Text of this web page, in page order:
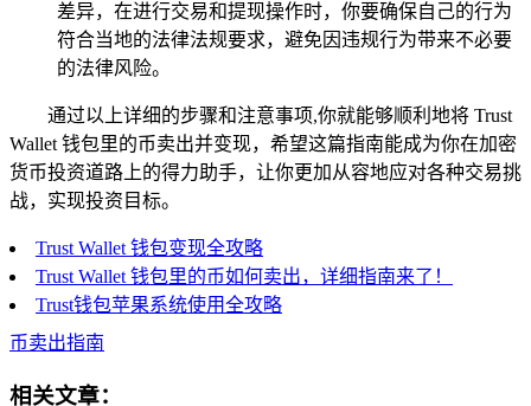
差异，在进行交易和提现操作时，你要确保自己的行为
符合当地的法律法规要求，避免因违规行为带来不必要
的法律风险。
通过以上详细的步骤和注意事项,你就能够顺利地将 Trust
Wallet 钱包里的币卖出并变现，希望这篇指南能成为你在加密
货币投资道路上的得力助手，让你更加从容地应对各种交易挑
战，实现投资目标。
Trust Wallet 钱包变现全攻略
Trust Wallet 钱包里的币如何卖出，详细指南来了！
Trust钱包苹果系统使用全攻略
币卖出指南
相关文章：